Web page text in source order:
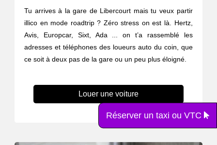
Tu arrives à la gare de Libercourt mais tu veux partir
illico en mode roadtrip ? Zéro stress on est là. Hertz,
Avis, Europcar, Sixt, Ada ... on t’a rassemblé les
adresses et téléphones des loueurs auto du coin, que
ce soit à deux pas de la gare ou un peu plus éloigné.
Louer une voiture
Réserver un taxi ou VTC